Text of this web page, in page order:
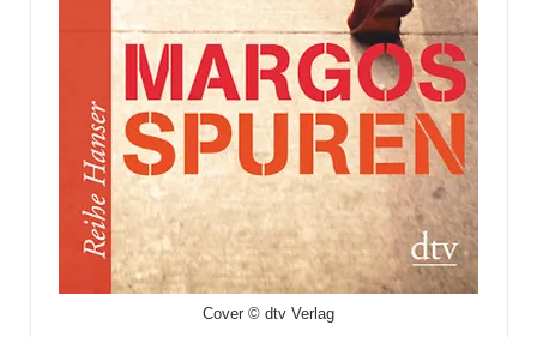
Cover © dtv Verlag